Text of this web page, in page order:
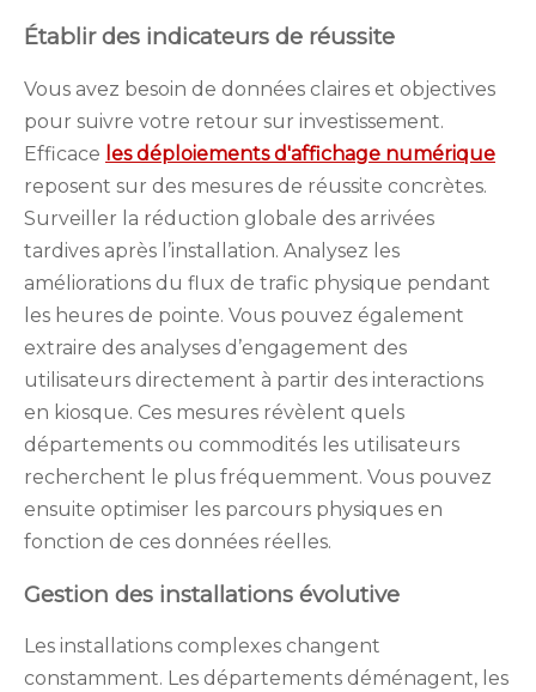
Établir des indicateurs de réussite
Vous avez besoin de données claires et objectives
pour suivre votre retour sur investissement.
Efficace les déploiements d'affichage numérique
reposent sur des mesures de réussite concrètes.
Surveiller la réduction globale des arrivées
tardives après l’installation. Analysez les
améliorations du flux de trafic physique pendant
les heures de pointe. Vous pouvez également
extraire des analyses d’engagement des
utilisateurs directement à partir des interactions
en kiosque. Ces mesures révèlent quels
départements ou commodités les utilisateurs
recherchent le plus fréquemment. Vous pouvez
ensuite optimiser les parcours physiques en
fonction de ces données réelles.
Gestion des installations évolutive
Les installations complexes changent
constamment. Les départements déménagent, les